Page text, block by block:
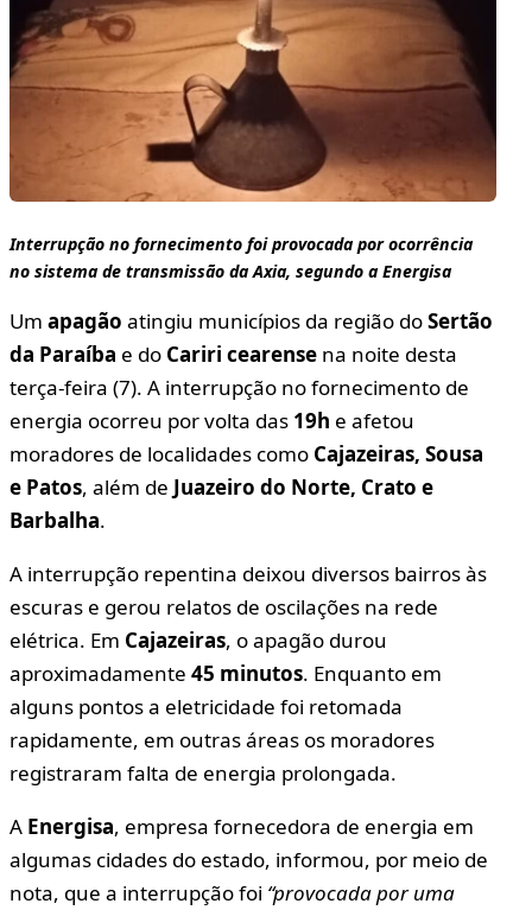
Interrupção no fornecimento foi provocada por ocorrência
no sistema de transmissão da Axia, segundo a Energisa
Um apagão atingiu municípios da região doSertão
da Paraíba e do Cariri cearense na noite desta
terça-feira (7). A interrupção no fornecimento de
energia ocorreu por volta das 19h e afetou
moradores de localidades como Cajazeiras, Sousa
e Patos, além de Juazeiro do Norte, Crato e
Barbalha.
A interrupção repentina deixou diversos bairros às
escuras e gerou relatos de oscilações na rede
elétrica. Em Cajazeiras, o apagão durou
aproximadamente 45 minutos. Enquanto em
alguns pontos a eletricidade foi retomada
rapidamente, em outras áreas os moradores
registraram falta de energia prolongada.
A Energisa, empresa fornecedora de energia em
algumas cidades do estado, informou, por meio de
nota, que a interrupção foi “provocada por uma